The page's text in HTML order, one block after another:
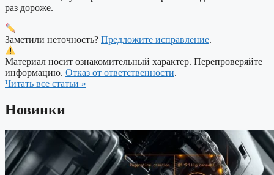
раз дороже.
Заметили неточность? Предложите исправление.
Материал носит ознакомительный характер. Перепроверяйте
информацию. Отказ от ответственности.
Читать все статьи »
Новинки